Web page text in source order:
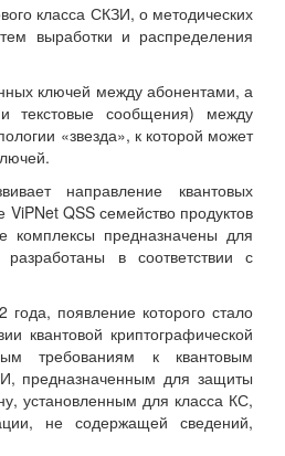
класса СКЗИ, о методических
выработки и распределения
ключей между абонентами, а
текстовые сообщения) между
«звезда», к которой может
направление квантовых
QSS семейство продуктов
комплексы предназначены для
в соответствии с
появление которого стало
квантовой криптографической
требованиям к квантовым
предназначенным для защиты
установленным для класса КС,
не содержащей сведений,